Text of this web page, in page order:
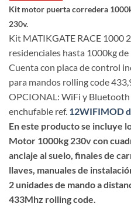
era:
Kit motor puerta corredera
230v.
Kit MATIKGATE RACE 1000
residenciales hasta 1000kg de
Cuenta con placa de control
para mandos rolling code
OPCIONAL: WiFi y
enchufable ref. 12WIFIMOD
En este producto se incluye
Motor 1000kg 230v con
anclaje al suelo, finales de
llaves, manuales de
2 unidades de mando a
433Mhz rolling code.